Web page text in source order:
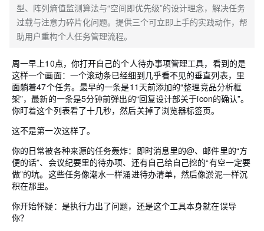
型、阵列熵值监测算法与“空间即优先级”的设计理念，解决任务
过载与注意力碎片化问题。提供三个可立即上手的实践动作，帮
助用户重构个人任务管理流程。
周一早上10点，你打开自己的个人待办事项管理工具，看到的是
这样一个画面：一个滚动条已经细到几乎看不见的垂直列表，里
面躺着47个任务。最早的一条是11天前添加的“整理竞品分析框
架”，最新的一条是5分钟前弹出的“回复设计部关于icon的确认”。
你盯着这个列表看了十几秒，然后关掉了浏览器标签页。
这不是第一次这样了。
你的日常被各种来源的任务轰炸：即时消息里的@、邮件里的“方
便的话”、会议纪要里的待办项、还有自己给自己挖的“有空一定要
做”的坑。这些任务像潮水一样涌进待办清单，然后像淤泥一样沉
积在那里。
你开始怀疑：是执行力出了问题，还是这个工具本身就在误导
你？